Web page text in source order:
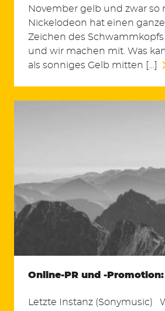
November gelb und zwar so
Nickelodeon hat einen
Zeichen des
und wir machen mit. Was
als sonniges Gelb mitten […]
Online-PR und -
Letzte Instanz (Sonymusic)